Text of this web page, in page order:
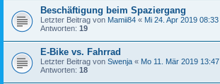
Beschäftigung beim Spaziergang
Letzter Beitrag von Mamii84 « Mi 24. Apr 2019 08:33
Antworten: 19
E-Bike vs. Fahrrad
Letzter Beitrag von Swenja « Mo 11. Mär 2019 13:47
Antworten: 18